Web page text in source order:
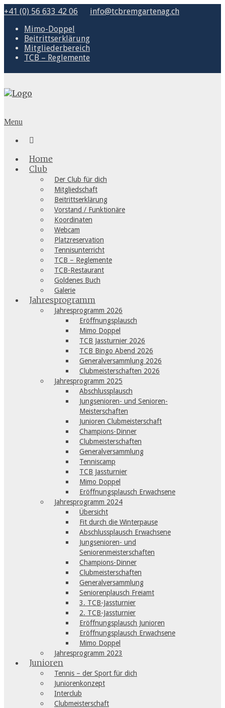
+41 (0) 56 633 42 06
info@tcbremgartenag.ch
Mimo-Doppel
Beitrittserklärung
Mitgliederbereich
TCB – Reglemente
Menu

Home
Club
Der Club für dich
Mitgliedschaft
Beitrittserklärung
Vorstand / Funktionäre
Koordinaten
Webcam
Platzreservation
Tennisunterricht
TCB – Reglemente
TCB-Restaurant
Goldenes Buch
Galerie
Jahresprogramm
Jahresprogramm 2026
Eröffnungsplausch
Mimo Doppel
TCB Jassturnier 2026
TCB Bingo Abend 2026
Generalversammlung 2026
Clubmeisterschaften 2026
Jahresprogramm 2025
Abschlussplausch
Jungsenioren- und Senioren-
Meisterschaften
Junioren Clubmeisterschaft
Champions-Dinner
Clubmeisterschaften
Generalversammlung
Tenniscamp
TCB Jassturnier
Mimo Doppel
Eröffnungsplausch Erwachsene
Jahresprogramm 2024
Übersicht
Fit durch die Winterpause
Abschlussplausch Erwachsene
Jungsenioren- und
Seniorenmeisterschaften
Champions-Dinner
Clubmeisterschaften
Generalversammlung
Seniorenplausch Freiamt
3. TCB-Jassturnier
2. TCB-Jassturnier
Eröffnungsplausch Junioren
Eröffnungsplausch Erwachsene
Mimo Doppel
Jahresprogramm 2023
Junioren
Tennis – der Sport für dich
Juniorenkonzept
Interclub
Clubmeisterschaft